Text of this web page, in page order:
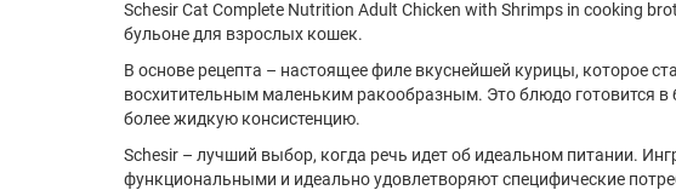
Schesir Cat Complete Nutrition Adult Chicken with Shrimps in cooking
бульоне для взрослых кошек.
В основе рецепта – настоящее филе вкуснейшей курицы, которое
восхитительным маленьким ракообразным. Это блюдо готовится
более жидкую консистенцию.
Schesir – лучший выбор, когда речь идет об идеальном питании.
функциональными и идеально удовлетворяют специфические